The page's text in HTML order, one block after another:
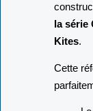
la série
Kites.
Cette